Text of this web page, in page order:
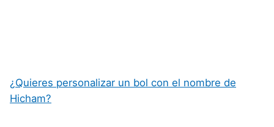
¿Quieres personalizar un bol con el nombre de
Hicham?